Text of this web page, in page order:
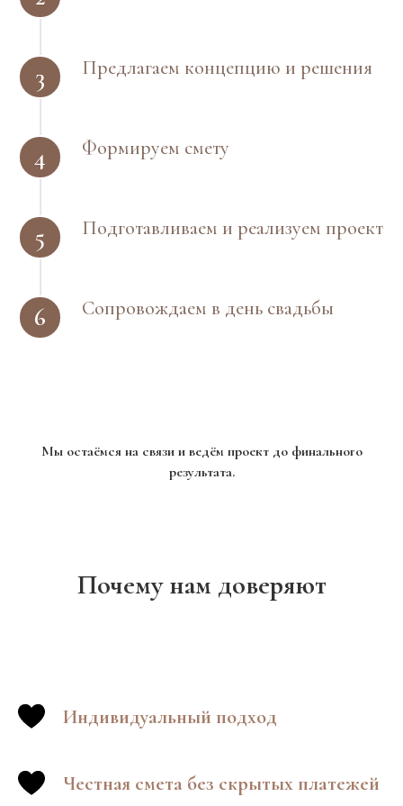
Предлагаем концепцию и решения
Формируем смету
Подготавливаем и реализуем проект
Сопровождаем в день свадьбы
Мы остаёмся на связи и ведём проект до финального
результата.
Почему нам доверяют
Индивидуальный подход
Честная смета без скрытых платежей